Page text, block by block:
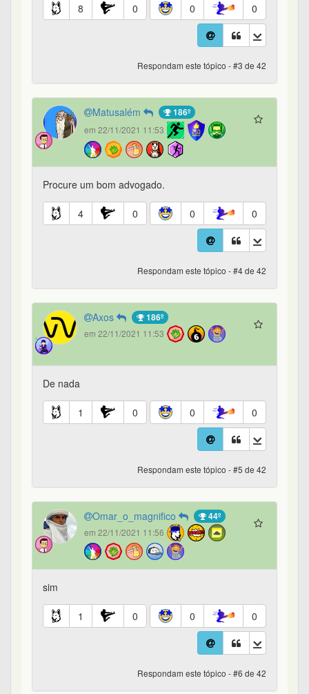
8 0 0 0
Respondam este tópico - #3 de 42
Matusalém 186º
em 22/11/2021 11:53
Procure um bom advogado.
4 0 0 0
Respondam este tópico - #4 de 42
Axos 186º
em 22/11/2021 11:53
De nada
1 0 0 0
Respondam este tópico - #5 de 42
Omar_o_magnifico 44º
em 22/11/2021 11:56
sim
1 0 0 0
Respondam este tópico - #6 de 42